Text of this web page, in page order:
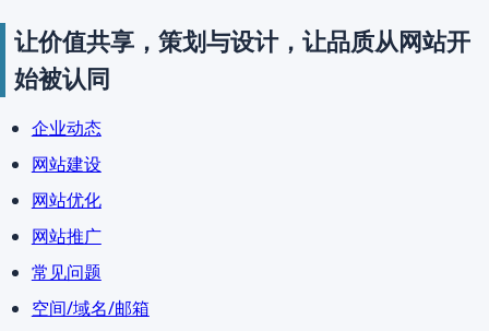
让价值共享，策划与设计，让品质从网站开
始被认同
企业动态
网站建设
网站优化
网站推广
常见问题
空间/域名/邮箱